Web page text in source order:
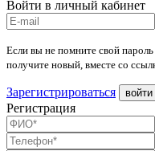
Войти в личный кабинет
Если вы не помните свой
получите новый, вместе со
Зарегистрироваться войти
Регистрация